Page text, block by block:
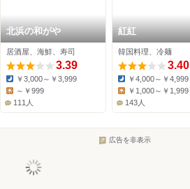
北浜の和がや
居酒屋、海鮮、寿司
3.39
Dinner:
￥3,000～￥3,999
～￥999
111人
紅紅
韓国料理、冷麺
3.40
Dinner:
￥4,000～￥4,999
￥1,000～￥1,999
143人
広告を非表示